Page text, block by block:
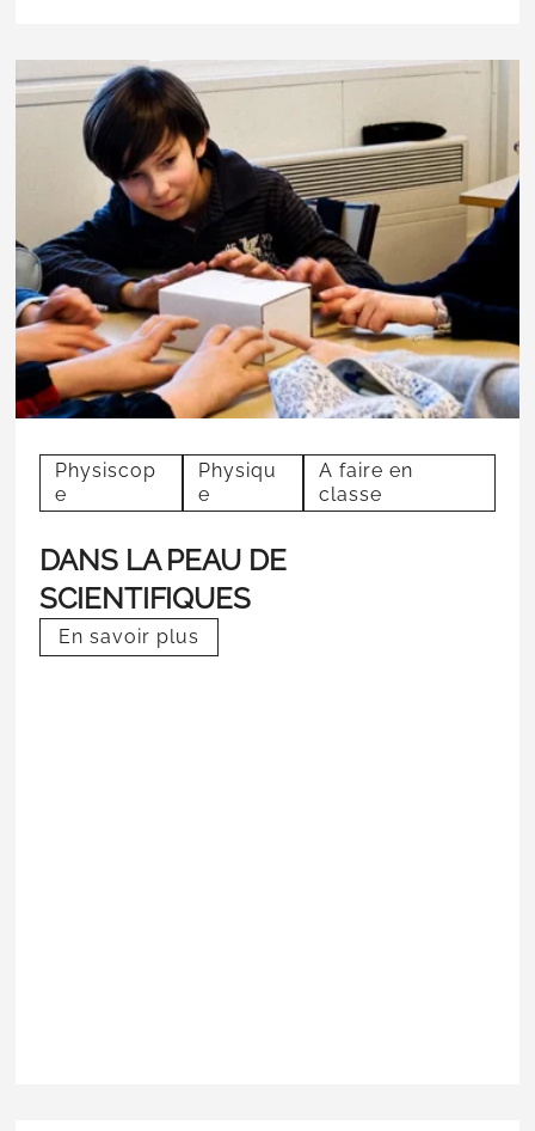
Physiscop
e
Physiqu
e
A faire en
classe
DANS LA PEAU DE
SCIENTIFIQUES
En savoir plus